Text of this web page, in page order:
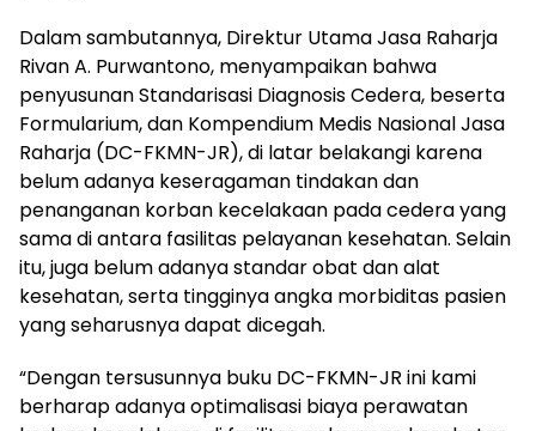
Dalam sambutannya, Direktur Utama Jasa Raharja
Rivan A. Purwantono, menyampaikan bahwa
penyusunan Standarisasi Diagnosis Cedera, beserta
Formularium, dan Kompendium Medis Nasional Jasa
Raharja (DC-FKMN-JR), di latar belakangi karena
belum adanya keseragaman tindakan dan
penanganan korban kecelakaan pada cedera yang
sama di antara fasilitas pelayanan kesehatan. Selain
itu, juga belum adanya standar obat dan alat
kesehatan, serta tingginya angka morbiditas pasien
yang seharusnya dapat dicegah.
“Dengan tersusunnya buku DC-FKMN-JR ini kami
berharap adanya optimalisasi biaya perawatan